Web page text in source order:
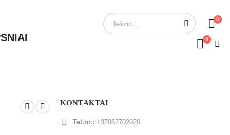
0
0
KONTAKTAI
Tel.nr.: +37062702020